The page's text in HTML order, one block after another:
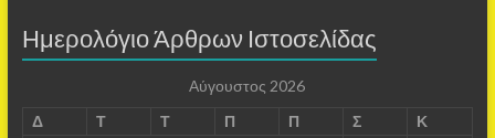
Ημερολόγιο Άρθρων Ιστοσελίδας
Αύγουστος 2026
Δ
Τ Τ Π Π Σ
Κ